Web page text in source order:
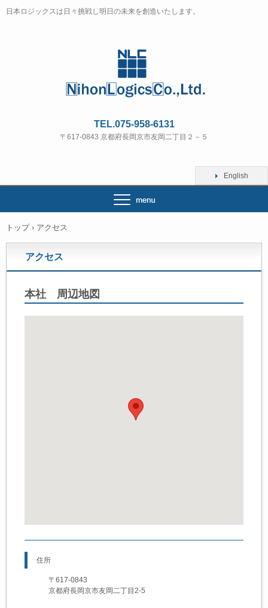
日本ロジックスは日々挑戦し明日の未来を創造いたします。
TEL.075-958-6131
〒617-0843 京都府長岡京市友岡二丁目２－５
English
トップ › アクセス
アクセス
本社 周辺地図
住所
〒617-0843
京都府長岡京市友岡二丁目2-5